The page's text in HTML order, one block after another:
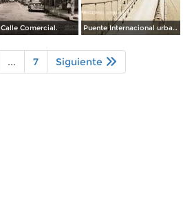
Calle Comercial. Puente Internacional urbano.
... 7 Siguiente